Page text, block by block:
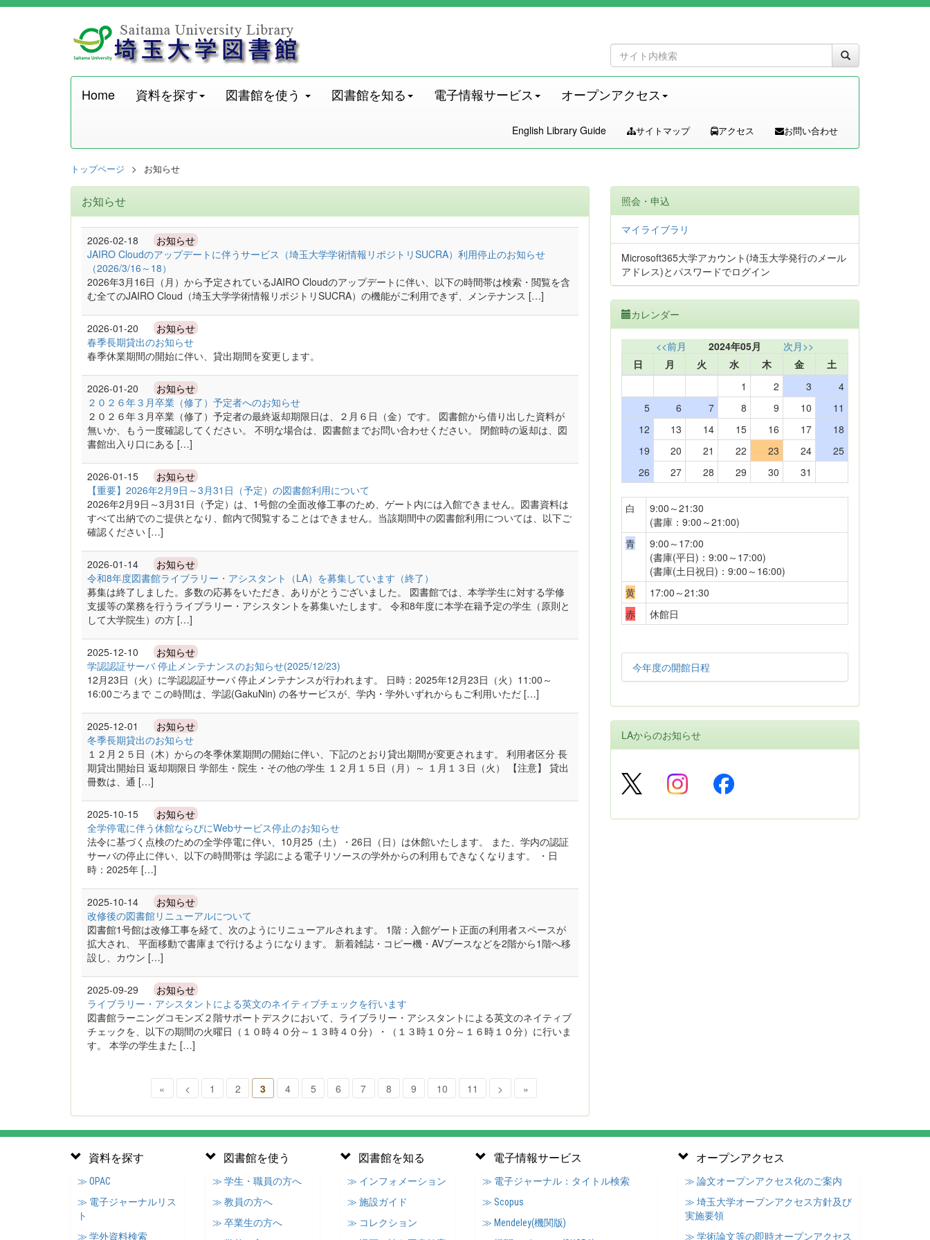
Home 資料を探す 図書館を使う 図書館を知る 電子情報サービス オープンアクセス
English Library Guide サイトマップ アクセス お問い合わせ
トップページ お知らせ
お知らせ
2026-02-18 お知らせ
JAIRO Cloudのアップデートに伴うサービス（埼玉大学学術情報リポジトリSUCRA）利用停止のお知らせ
（2026/3/16～18）
2026年3月16日（月）から予定されているJAIRO Cloudのアップデートに伴い、以下の時間帯は検索・閲覧を含
む全てのJAIRO Cloud（埼玉大学学術情報リポジトリSUCRA）の機能がご利用できず、メンテナンス […]
2026-01-20 お知らせ
春季長期貸出のお知らせ
春季休業期間の開始に伴い、貸出期間を変更します。
2026-01-20 お知らせ
２０２６年３月卒業（修了）予定者へのお知らせ
２０２６年３月卒業（修了）予定者の最終返却期限日は、２月６日（金）です。 図書館から借り出した資料が
無いか、もう一度確認してください。 不明な場合は、図書館までお問い合わせください。 閉館時の返却は、図
書館出入り口にある […]
2026-01-15 お知らせ
【重要】2026年2月9日～3月31日（予定）の図書館利用について
2026年2月9日～3月31日（予定）は、1号館の全面改修工事のため、ゲート内には入館できません。図書資料は
すべて出納でのご提供となり、館内で閲覧することはできません。当該期間中の図書館利用については、以下ご
確認ください […]
2026-01-14 お知らせ
令和8年度図書館ライブラリー・アシスタント（LA）を募集しています（終了）
募集は終了しました。多数の応募をいただき、ありがとうございました。 図書館では、本学学生に対する学修
支援等の業務を行うライブラリー・アシスタントを募集いたします。 令和8年度に本学在籍予定の学生（原則と
して大学院生）の方 […]
2025-12-10 お知らせ
学認認証サーバ 停止メンテナンスのお知らせ(2025/12/23)
12月23日（火）に学認認証サーバ 停止メンテナンスが行われます。 日時：2025年12月23日（火）11:00～
16:00ごろまで この時間は、学認(GakuNin) の各サービスが、学内・学外いずれからもご利用いただ […]
2025-12-01 お知らせ
冬季長期貸出のお知らせ
１２月２５日（木）からの冬季休業期間の開始に伴い、下記のとおり貸出期間が変更されます。 利用者区分 長
期貸出開始日 返却期限日 学部生・院生・その他の学生 １２月１５日（月）～ １月１３日（火） 【注意】 貸出
冊数は、通 […]
2025-10-15 お知らせ
全学停電に伴う休館ならびにWebサービス停止のお知らせ
法令に基づく点検のための全学停電に伴い、10月25（土）・26日（日）は休館いたします。 また、学内の認証
サーバの停止に伴い、以下の時間帯は 学認による電子リソースの学外からの利用もできなくなります。 ・日
時：2025年 […]
2025-10-14 お知らせ
改修後の図書館リニューアルについて
図書館1号館は改修工事を経て、次のようにリニューアルされます。 1階：入館ゲート正面の利用者スペースが
拡大され、 平面移動で書庫まで行けるようになります。 新着雑誌・コピー機・AVブースなどを2階から1階へ移
設し、カウン […]
2025-09-29 お知らせ
ライブラリー・アシスタントによる英文のネイティブチェックを行います
図書館ラーニングコモンズ２階サポートデスクにおいて、ライブラリー・アシスタントによる英文のネイティブ
チェックを、以下の期間の火曜日（１０時４０分～１３時４０分）・（１３時１０分～１６時１０分）に行いま
す。 本学の学生また […]
« < 1 2 3 4 5 6 7 8 9 10 11 > »
照会・申込
マイライブラリ
Microsoft365大学アカウント(埼玉大学発行のメール
アドレス)とパスワードでログイン
カレンダー
<<前月 2024年05月
次月>>
日
月 火 水 木 金
土
1
2 3
4
5
6 7 8 9 10
11
12
13 14 15 16 17
18
19
20 21 22 23 24
25
26
27 28 29 30 31
白
9:00～21:30
(書庫：9:00～21:00)
青
9:00～17:00
(書庫(平日)：9:00～17:00)
(書庫(土日祝日)：9:00～16:00)
黄
17:00～21:30
赤
休館日
今年度の開館日程
LAからのお知らせ
資料を探す
≫ OPAC
≫ 電子ジャーナルリス
ト
≫ 学外資料検索
図書館を使う
≫ 学生・職員の方へ
≫ 教員の方へ
≫ 卒業生の方へ
図書館を知る
≫ インフォメーション
≫ 施設ガイド
≫ コレクション
電子情報サービス
≫ 電子ジャーナル：タイトル検索
≫ Scopus
≫ Mendeley(機関版)
オープンアクセス
≫ 論文オープンアクセス化のご案内
≫ 埼玉大学オープンアクセス方針及び
実施要領
≫ 学術論文等の即時オープンアクセス